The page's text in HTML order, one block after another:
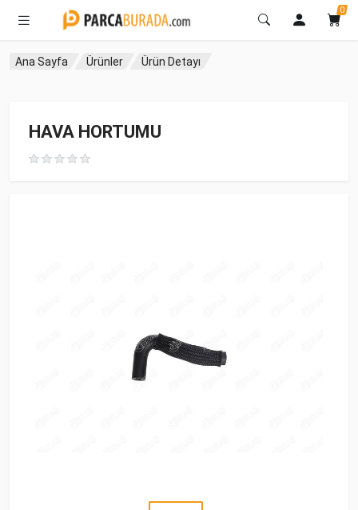
0
Ana Sayfa Ürünler Ürün Detayı
HAVA HORTUMU